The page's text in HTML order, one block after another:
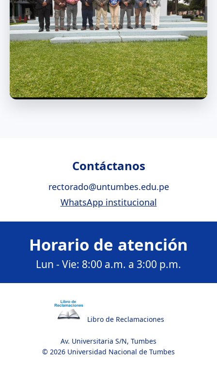
Contáctanos
rectorado@untumbes.edu.pe
WhatsApp institucional
Horario de atención
Lun - Vie: 8:00 a.m. a 3:00 p.m.
Libro de Reclamaciones
Av. Universitaria S/N, Tumbes
© 2026 Universidad Nacional de Tumbes